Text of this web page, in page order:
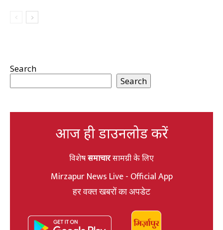
Search
Search
आज ही डाउनलोड करें
विशेषसमाचारसामग्री के लिए
Mirzapur News Live - Official App
हर वक्त खबरों का अपडेट